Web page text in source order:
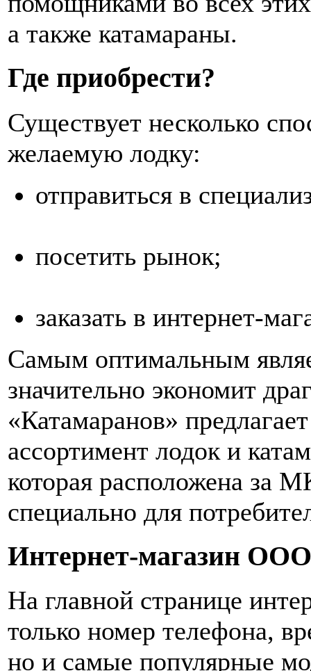
а также катамараны.
Где приобрести?
Существует несколько
желаемую лодку:
отправиться в
посетить рынок;
заказать в интернет-
Самым оптимальным
значительно экономит
«Катамаранов»
ассортимент лодок и
которая расположена за
специально для
Интернет-магазин
На главной странице
только номер телефона,
но и самые популярные